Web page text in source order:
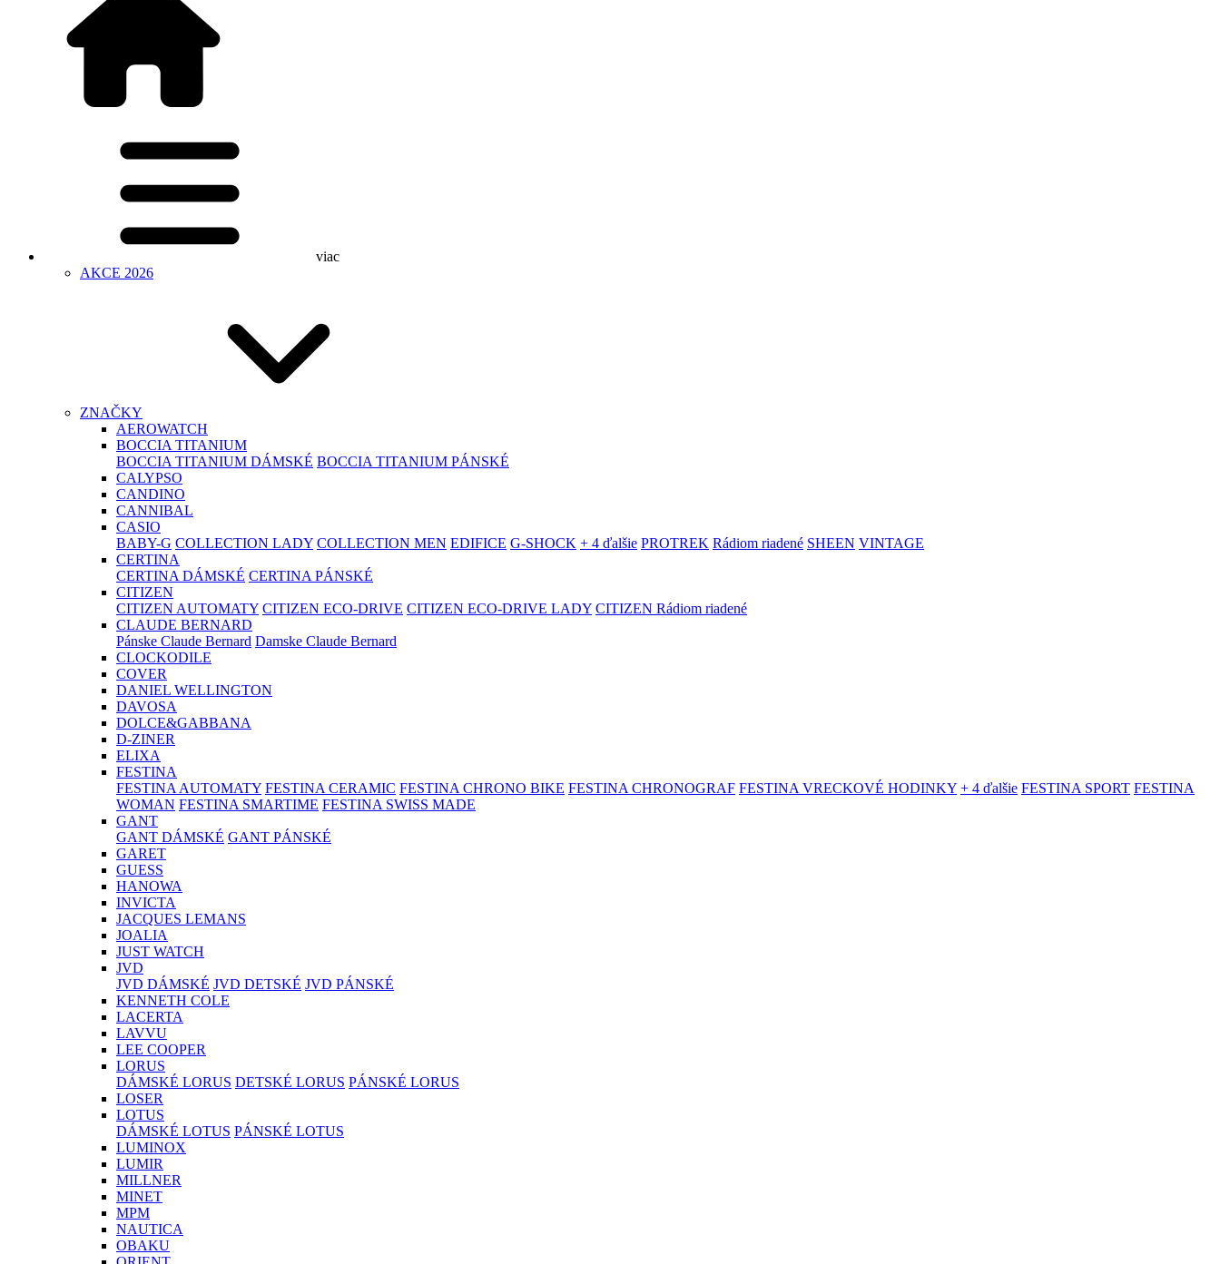
viac
AKCE 2026
ZNAČKY
AEROWATCH
BOCCIA TITANIUM
BOCCIA TITANIUM DÁMSKÉ BOCCIA TITANIUM PÁNSKÉ
CALYPSO
CANDINO
CANNIBAL
CASIO
BABY-G COLLECTION LADY COLLECTION MEN EDIFICE G-SHOCK + 4 ďalšie PROTREK Rádiom riadené SHEEN VINTAGE
CERTINA
CERTINA DÁMSKÉ CERTINA PÁNSKÉ
CITIZEN
CITIZEN AUTOMATY CITIZEN ECO-DRIVE CITIZEN ECO-DRIVE LADY CITIZEN Rádiom riadené
CLAUDE BERNARD
Pánske Claude Bernard Damske Claude Bernard
CLOCKODILE
COVER
DANIEL WELLINGTON
DAVOSA
DOLCE&GABBANA
D-ZINER
ELIXA
FESTINA
FESTINA AUTOMATY FESTINA CERAMIC FESTINA CHRONO BIKE FESTINA CHRONOGRAF FESTINA VRECKOVÉ HODINKY + 4 ďalšie FESTINA SPORT FESTINA
WOMAN FESTINA SMARTIME FESTINA SWISS MADE
GANT
GANT DÁMSKÉ GANT PÁNSKÉ
GARET
GUESS
HANOWA
INVICTA
JACQUES LEMANS
JOALIA
JUST WATCH
JVD
JVD DÁMSKÉ JVD DETSKÉ JVD PÁNSKÉ
KENNETH COLE
LACERTA
LAVVU
LEE COOPER
LORUS
DÁMSKÉ LORUS DETSKÉ LORUS PÁNSKÉ LORUS
LOSER
LOTUS
DÁMSKÉ LOTUS PÁNSKÉ LOTUS
LUMINOX
LUMIR
MILLNER
MINET
MPM
NAUTICA
OBAKU